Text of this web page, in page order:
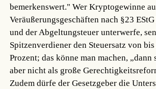
bemerkenswert." Wer Kryptogewinne
Veräußerungsgeschäften nach §23
und der Abgeltungsteuer unterwerfe,
Spitzenverdiener den Steuersatz von
Prozent; das könne man machen, „dann
aber nicht als große
Zudem dürfe der Gesetzgeber die